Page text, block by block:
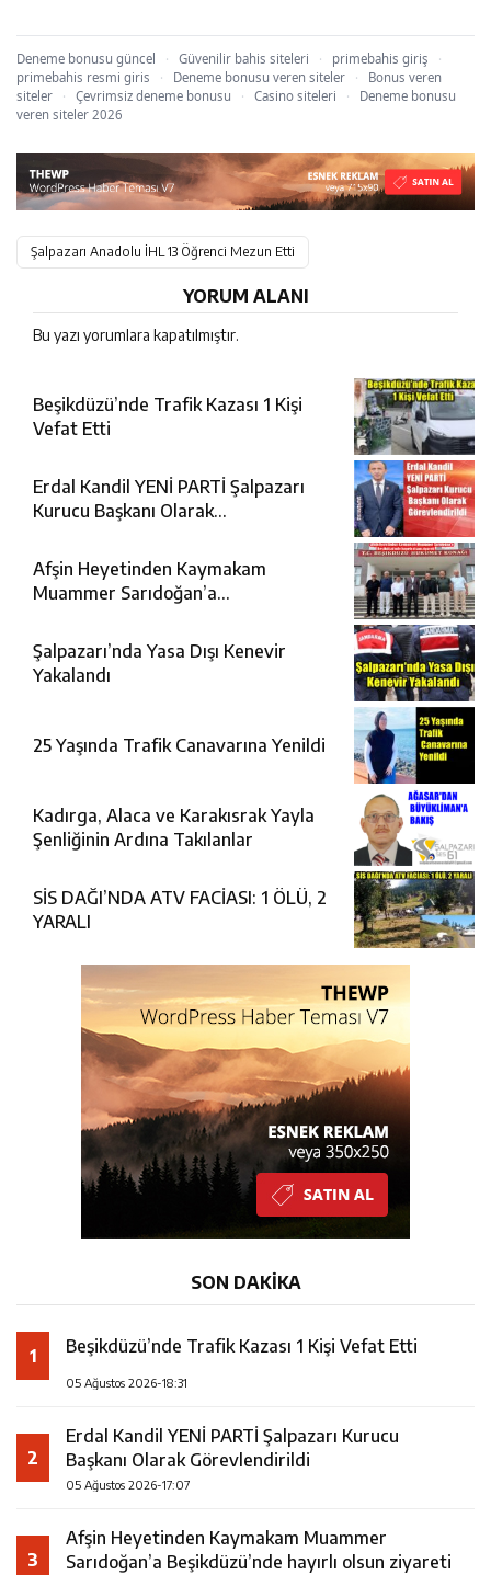
Deneme bonusu güncel · Güvenilir bahis siteleri · primebahis giriş
·
primebahis resmi giris
· Deneme bonusu veren siteler ·
Bonus veren
siteler
· Çevrimsiz deneme bonusu · Casino siteleri ·
Deneme bonusu
veren siteler 2026
Şalpazarı Anadolu İHL 13 Öğrenci Mezun Etti
YORUM ALANI
Bu yazı yorumlara kapatılmıştır.
Beşikdüzü’nde Trafik Kazası 1 Kişi
Vefat Etti
Erdal Kandil YENİ PARTİ Şalpazarı
Kurucu Başkanı Olarak
Afşin Heyetinden Kaymakam
Muammer Sarıdoğan’a
Şalpazarı’nda Yasa Dışı Kenevir
Yakalandı
25 Yaşında Trafik Canavarına Yenildi
Kadırga, Alaca ve Karakısrak Yayla
Şenliğinin Ardına Takılanlar
SİS DAĞI’NDA ATV FACİASI: 1 ÖLÜ, 2
YARALI
SON DAKİKA
1 Beşikdüzü’nde Trafik Kazası 1 Kişi Vefat Etti
05 Ağustos 2026-18:31
2
Erdal Kandil YENİ PARTİ Şalpazarı Kurucu
Başkanı Olarak Görevlendirildi
05 Ağustos 2026-17:07
3
Afşin Heyetinden Kaymakam Muammer
Sarıdoğan’a Beşikdüzü’nde hayırlı olsun ziyareti